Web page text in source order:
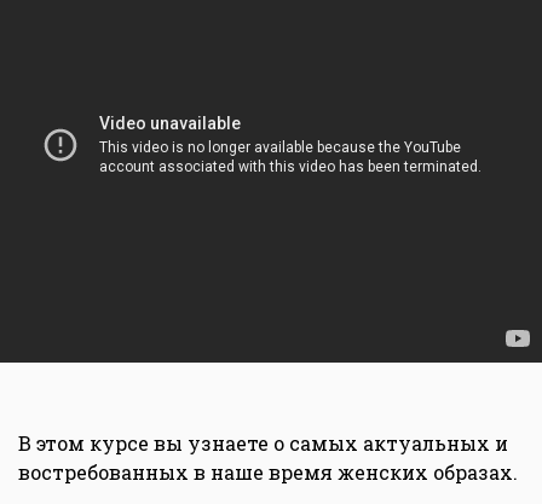
В этом курсе вы узнаете о самых актуальных и
востребованных в наше время женских образах.